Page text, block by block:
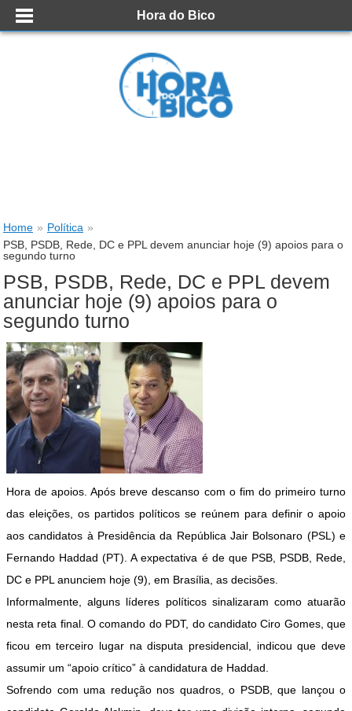
Hora do Bico
Home » Política »
PSB, PSDB, Rede, DC e PPL devem anunciar hoje (9) apoios para o
segundo turno
PSB, PSDB, Rede, DC e PPL devem
anunciar hoje (9) apoios para o
segundo turno
Hora de apoios. Após breve descanso com o fim do primeiro turno
das eleições, os partidos políticos se reúnem para definir o apoio
aos candidatos à Presidência da República Jair Bolsonaro (PSL) e
Fernando Haddad (PT). A expectativa é de que PSB, PSDB, Rede,
DC e PPL anunciem hoje (9), em Brasília, as decisões.
Informalmente, alguns líderes políticos sinalizaram como atuarão
nesta reta final. O comando do PDT, do candidato Ciro Gomes, que
ficou em terceiro lugar na disputa presidencial, indicou que deve
assumir um “apoio crítico” à candidatura de Haddad.
Sofrendo com uma redução nos quadros, o PSDB, que lançou o